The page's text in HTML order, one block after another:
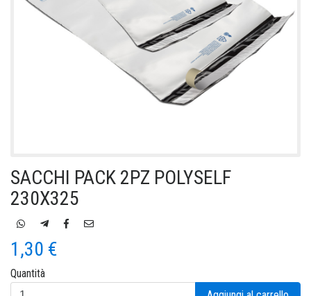
SACCHI PACK 2PZ POLYSELF
230X325
1,30 €
Quantità